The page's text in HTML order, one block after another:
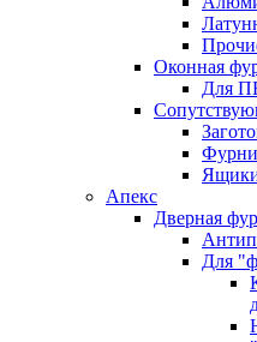
Оконная
Для
Апекс
Дверная
Для